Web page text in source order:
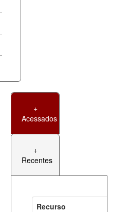
+
Acessados
+
Recentes
Recurso